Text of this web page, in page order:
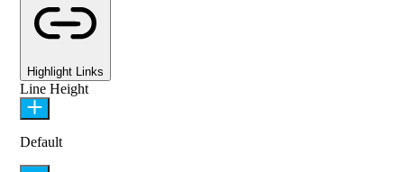
Highlight Links
Line Height
Default